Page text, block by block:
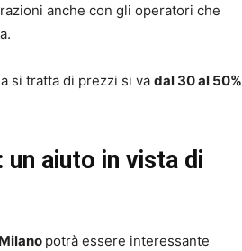
anche con gli operatori che
si tratta di prezzi si va dal 30 al 50%
aiuto in vista di
Milano potrà essere interessante